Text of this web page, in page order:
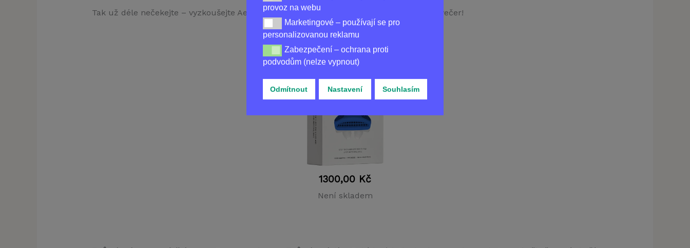
provoz na webu
Marketingové – používají se pro personalizovanou reklamu
Marketingové – používají se pro
personalizovanou reklamu
Zabezpečení – ochrana proti podvodům (nelze vypnout)
Zabezpečení – ochrana proti
podvodům (nelze vypnout)
Odmítnout Nastavení Souhlasím
Tak už déle nečekejte – vyzkoušejte Aerflow ještě dnes a získejte lepší spánek už dnes večer!
KoupitAERFLOW
1300,00 Kč
Není skladem